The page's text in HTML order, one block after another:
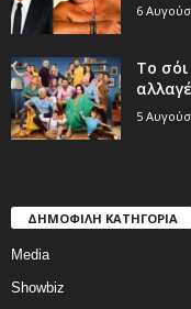
6
Το
5
ΔΗΜΟΦΙΛΗ ΚΑΤΗΓΟΡΙΑ
Media
Showbiz